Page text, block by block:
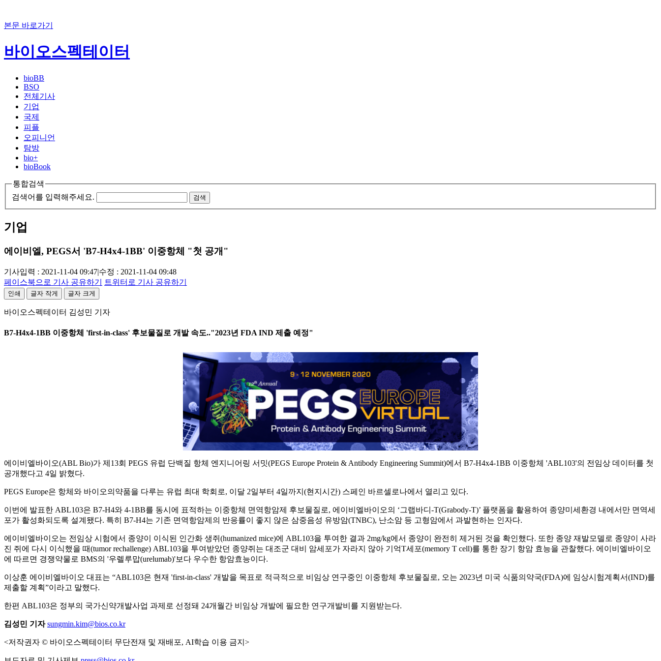
본문 바로가기
바이오스펙테이터
bioBB
BSO
전체기사
기업
국제
피플
오피니언
탐방
bio+
bioBook
통합검색
검색어를 입력해주세요.
검색
기업
에이비엘, PEGS서 'B7-H4x4-1BB' 이중항체 "첫 공개"
기사입력 : 2021-11-04 09:47|수정 : 2021-11-04 09:48
페이스북으로 기사 공유하기
트위터로 기사 공유하기
인쇄 글자 작게 글자 크게
바이오스펙테이터 김성민 기자
B7-H4x4-1BB 이중항체 'first-in-class' 후보물질로 개발 속도.."2023년 FDA IND 제출 예정"
에이비엘바이오(ABL Bio)가 제13회 PEGS 유럽 단백질 항체 엔지니어링 서밋(PEGS Europe Protein & Antibody Engineering Summit)에서 B7-H4x4-1BB 이중항체 'ABL103'의 전임상 데이터를 첫
공개했다고 4일 밝혔다.
PEGS Europe은 항체와 바이오의약품을 다루는 유럽 최대 학회로, 이달 2일부터 4일까지(현지시간) 스페인 바르셀로나에서 열리고 있다.
이번에 발표한 ABL103은 B7-H4와 4-1BB를 동시에 표적하는 이중항체 면역항암제 후보물질로, 에이비엘바이오의 ‘그랩바디-T(Grabody-T)’ 플랫폼을 활용하여 종양미세환경 내에서만 면역세
포가 활성화되도록 설계됐다. 특히 B7-H4는 기존 면역항암제의 반응률이 좋지 않은 삼중음성 유방암(TNBC), 난소암 등 고형암에서 과발현하는 인자다.
에이비엘바이오는 전임상 시험에서 종양이 이식된 인간화 생쥐(humanized mice)에 ABL103을 투여한 결과 2mg/kg에서 종양이 완전히 제거된 것을 확인했다. 또한 종양 재발모델로 종양이 사라
진 쥐에 다시 이식했을 때(tumor rechallenge) ABL103을 투여받았던 종양쥐는 대조군 대비 암세포가 자라지 않아 기억T세포(memory T cell)를 통한 장기 항암 효능을 관찰했다. 에이비엘바이오
에 따르면 경쟁약물로 BMS의 '우렐루맙(urelumab)'보다 우수한 항암효능이다.
이상훈 에이비엘바이오 대표는 “ABL103은 현재 'first-in-class' 개발을 목표로 적극적으로 비임상 연구중인 이중항체 후보물질로, 오는 2023년 미국 식품의약국(FDA)에 임상시험계획서(IND)를
제출할 계획”이라고 말했다.
한편 ABL103은 정부의 국가신약개발사업 과제로 선정돼 24개월간 비임상 개발에 필요한 연구개발비를 지원받는다.
김성민 기자 sungmin.kim@bios.co.kr
<저작권자 © 바이오스펙테이터 무단전재 및 재배포, AI학습 이용 금지>